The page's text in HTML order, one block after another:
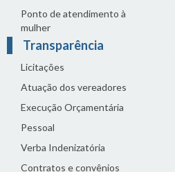
Ponto de atendimento à
mulher
Transparência
Licitações
Atuação dos vereadores
Execução Orçamentária
Pessoal
Verba Indenizatória
Contratos e convênios